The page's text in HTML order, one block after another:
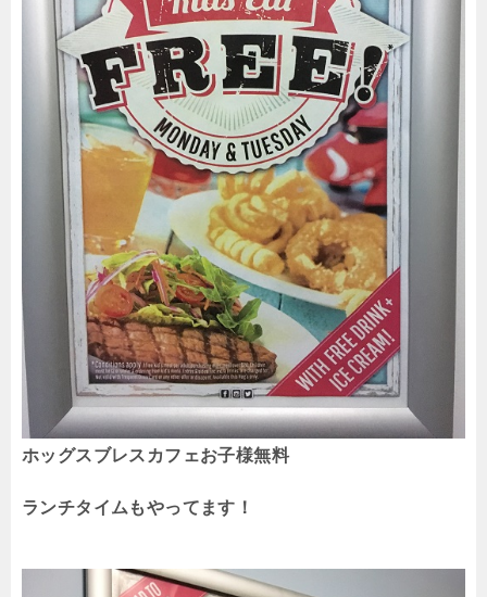
ホッグスブレスカフェお子様無料
ランチタイムもやってます！